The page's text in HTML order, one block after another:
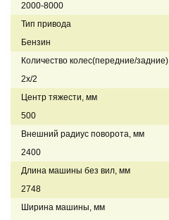
2000-8000
Тип привода
Бензин
Количество колес(передние/задние)
2x/2
Центр тяжести, мм
500
Внешний радиус поворота, мм
2400
Длина машины без вил, мм
2748
Ширина машины, мм